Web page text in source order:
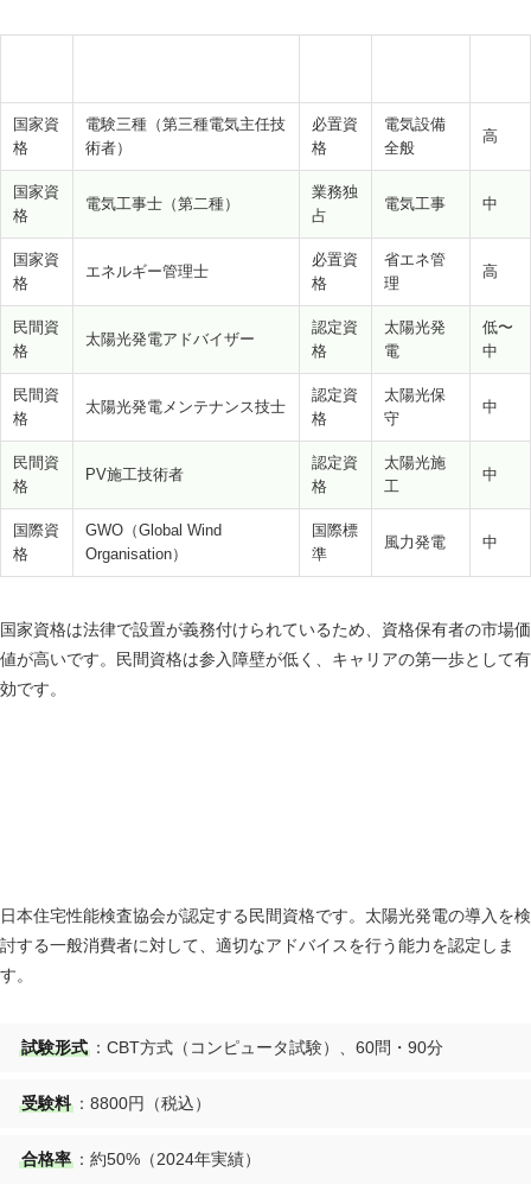
国家資
格
電験三種（第三種電気主任技
術者）
必置資
格
電気設備
全般
高
国家資
格
電気工事士（第二種）
業務独
占
電気工事 中
国家資
格
エネルギー管理士
必置資
格
省エネ管
理
高
民間資
格
太陽光発電アドバイザー
認定資
格
太陽光発
電
低〜
中
民間資
格
太陽光発電メンテナンス技士
認定資
格
太陽光保
守
中
民間資
格
PV施工技術者
認定資
格
太陽光施
工
中
国際資
格
GWO（Global Wind
Organisation）
国際標
準
風力発電 中
国家資格は法律で設置が義務付けられているため、資格保有者の市場価
値が高いです。民間資格は参入障壁が低く、キャリアの第一歩として有
効です。
日本住宅性能検査協会が認定する民間資格です。太陽光発電の導入を検
討する一般消費者に対して、適切なアドバイスを行う能力を認定しま
す。
試験形式 ：CBT方式（コンピュータ試験）、60問・90分
受験料 ：8800円（税込）
合格率 ：約50%（2024年実績）